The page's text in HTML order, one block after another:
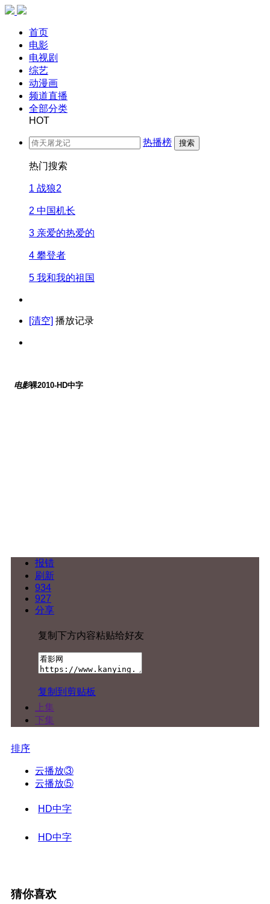
首页
电影
电视剧
综艺
动漫画
频道直播
全部分类
HOT
热播榜 搜索
热门搜索
1 战狼2
2 中国机长
3 亲爱的热爱的
4 攀登者
5 我和我的祖国
[清空] 播放记录
电影裸2010-HD中字
报错
刷新
934
927
分享
复制下方内容粘贴给好友
复制到剪贴板
上集
下集
排序
云播放③
云播放⑤
HD中字
HD中字
猜你喜欢